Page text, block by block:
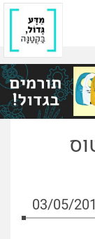
03/05/